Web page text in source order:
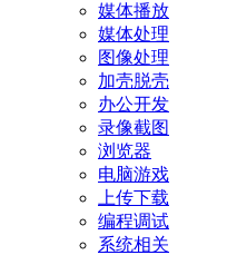
媒体播放
媒体处理
图像处理
加壳脱壳
办公开发
录像截图
浏览器
电脑游戏
上传下载
编程调试
系统相关